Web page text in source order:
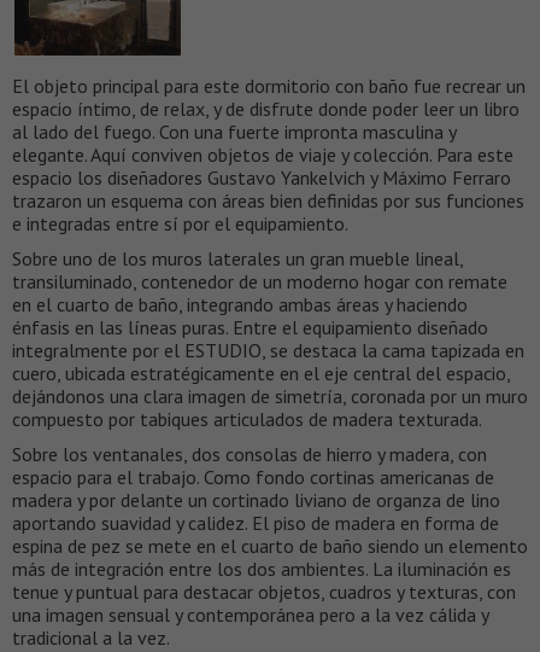
El objeto principal para este dormitorio con baño fue recrear un
espacio íntimo, de relax, y de disfrute donde poder leer un libro
al lado del fuego. Con una fuerte impronta masculina y
elegante. Aquí conviven objetos de viaje y colección. Para este
espacio los diseñadores Gustavo Yankelvich y Máximo Ferraro
trazaron un esquema con áreas bien definidas por sus funciones
e integradas entre sí por el equipamiento.
Sobre uno de los muros laterales un gran mueble lineal,
transiluminado, contenedor de un moderno hogar con remate
en el cuarto de baño, integrando ambas áreas y haciendo
énfasis en las líneas puras. Entre el equipamiento diseñado
integralmente por el ESTUDIO, se destaca la cama tapizada en
cuero, ubicada estratégicamente en el eje central del espacio,
dejándonos una clara imagen de simetría, coronada por un muro
compuesto por tabiques articulados de madera texturada.
Sobre los ventanales, dos consolas de hierro y madera, con
espacio para el trabajo. Como fondo cortinas americanas de
madera y por delante un cortinado liviano de organza de lino
aportando suavidad y calidez. El piso de madera en forma de
espina de pez se mete en el cuarto de baño siendo un elemento
más de integración entre los dos ambientes. La iluminación es
tenue y puntual para destacar objetos, cuadros y texturas, con
una imagen sensual y contemporánea pero a la vez cálida y
tradicional a la vez.